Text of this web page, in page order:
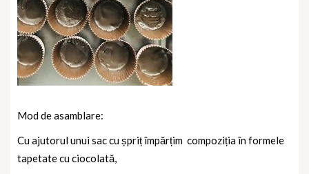
Mod de asamblare:
Cu ajutorul unui sac cu șpriț împărțim compoziția în formele
tapetate cu ciocolată,